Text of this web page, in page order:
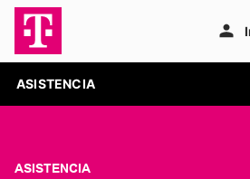
ASISTENCIA
ASISTENCIA